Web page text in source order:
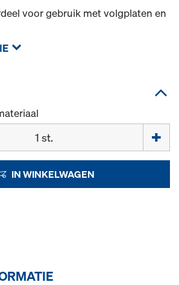
voor gebruik met volgplaten en
IN WINKELWAGEN